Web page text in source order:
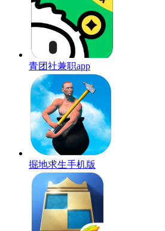
青团社兼职app
掘地求生手机版